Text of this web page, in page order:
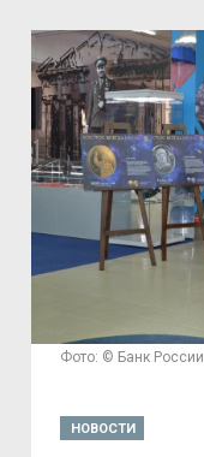
Фото: © Банк России
НОВОСТИ